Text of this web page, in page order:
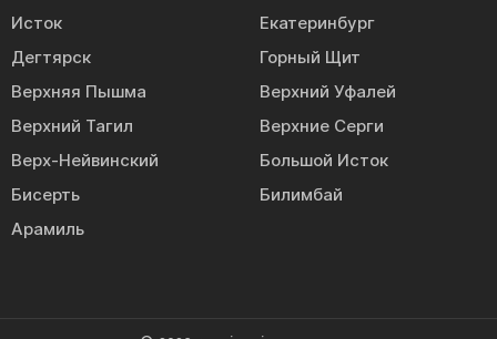
Исток
Екатеринбург
Дегтярск
Горный Щит
Верхняя Пышма
Верхний Уфалей
Верхний Тагил
Верхние Серги
Верх-Нейвинский
Большой Исток
Бисерть
Билимбай
Арамиль